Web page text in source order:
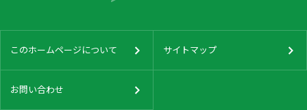
このホームページについて サイトマップ
お問い合わせ